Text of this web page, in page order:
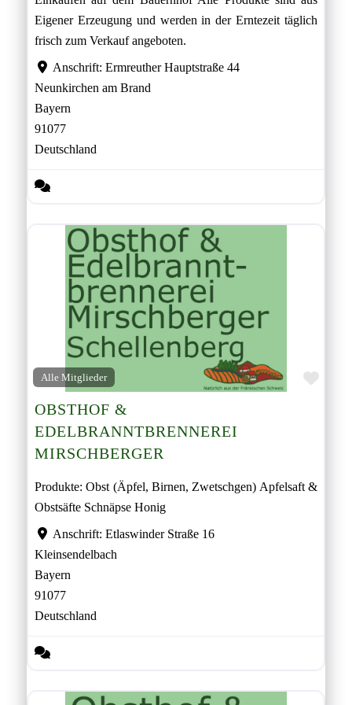
Eigener Erzeugung und werden in der Erntezeit täglich
frisch zum Verkauf angeboten.
Anschrift: Ermreuther Hauptstraße 44
Neunkirchen am Brand
Bayern
91077
Deutschland
Alle Mitglieder
OBSTHOF &
EDELBRANNTBRENNEREI
MIRSCHBERGER
Produkte: Obst (Äpfel, Birnen, Zwetschgen) Apfelsaft &
Obstsäfte Schnäpse Honig
Anschrift: Etlaswinder Straße 16
Kleinsendelbach
Bayern
91077
Deutschland